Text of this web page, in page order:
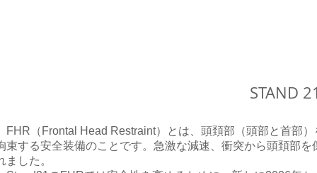
STAND
（Frontal Head Restraint）とは、頭頚部（頭部と首部）
束する安全装備のことです。急激な減速、衝突から頭頚部を
ました。